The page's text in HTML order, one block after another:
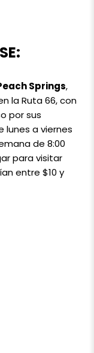
Springs,
la Ruta 66, con
por sus
lunes a viernes
de 8:00
para visitar
entre $10 y